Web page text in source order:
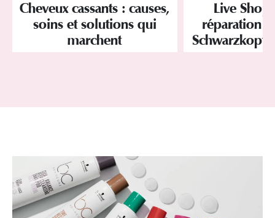
Cheveux cassants : causes,
soins et solutions qui
marchent
Live
réparation
Schwarzkopf